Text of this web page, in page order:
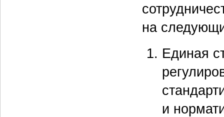
на
Единая
и